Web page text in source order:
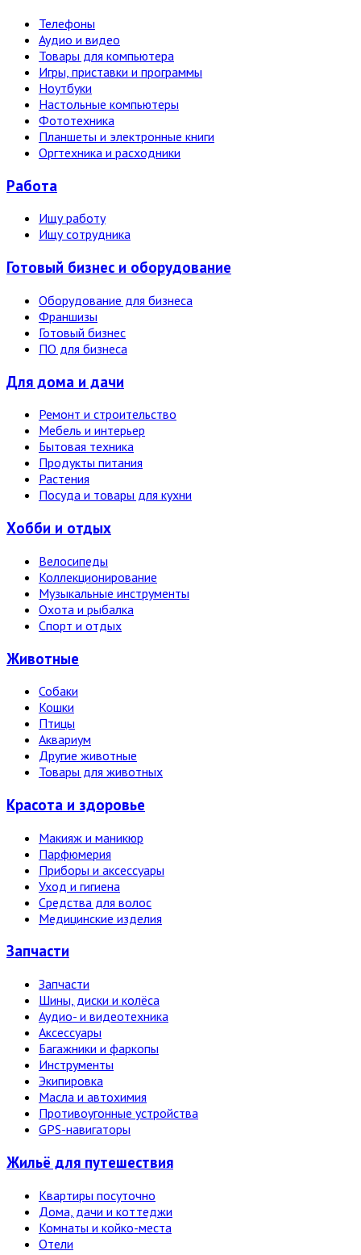
Телефоны
Аудио и видео
Товары для компьютера
Игры, приставки и программы
Ноутбуки
Настольные компьютеры
Фототехника
Планшеты и электронные книги
Оргтехника и расходники
Работа
Ищу работу
Ищу сотрудника
Готовый бизнес и оборудование
Оборудование для бизнеса
Франшизы
Готовый бизнес
ПО для бизнеса
Для дома и дачи
Ремонт и строительство
Мебель и интерьер
Бытовая техника
Продукты питания
Растения
Посуда и товары для кухни
Хобби и отдых
Велосипеды
Коллекционирование
Музыкальные инструменты
Охота и рыбалка
Спорт и отдых
Животные
Собаки
Кошки
Птицы
Аквариум
Другие животные
Товары для животных
Красота и здоровье
Макияж и маникюр
Парфюмерия
Приборы и аксессуары
Уход и гигиена
Средства для волос
Медицинские изделия
Запчасти
Запчасти
Шины, диски и колёса
Аудио- и видеотехника
Аксессуары
Багажники и фаркопы
Инструменты
Экипировка
Масла и автохимия
Противоугонные устройства
GPS-навигаторы
Жильё для путешествия
Квартиры посуточно
Дома, дачи и коттеджи
Комнаты и койко-места
Отели